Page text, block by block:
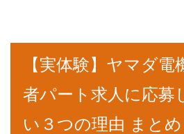
【実体験】ヤマダ電
者パート求人に応募
い３つの理由 まとめ